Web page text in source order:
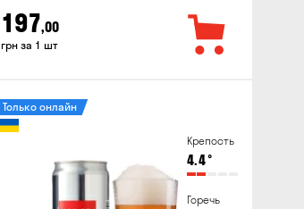
197,00
грн за 1 шт
Крепость
4.4°
Горечь
Только онлайн